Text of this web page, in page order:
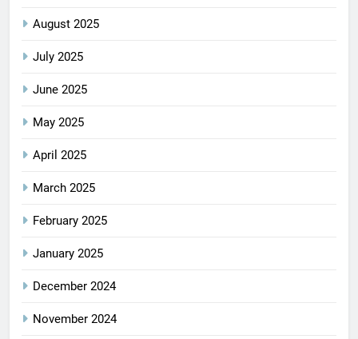
August 2025
July 2025
June 2025
May 2025
April 2025
March 2025
February 2025
January 2025
December 2024
November 2024